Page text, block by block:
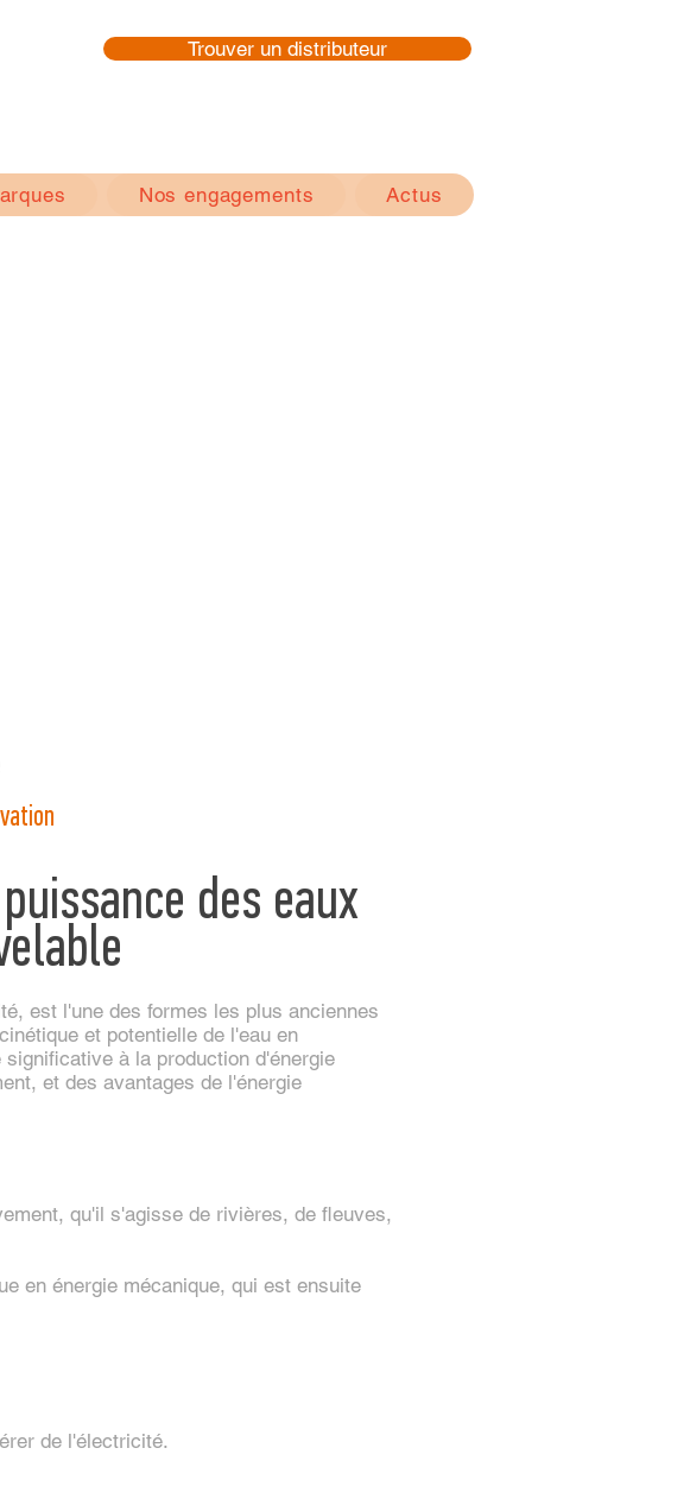
Trouver un distributeur
Nos engagements Actus
des eaux
est l'une des formes les plus anciennes
et potentielle de l'eau en
à la production d'énergie
et des avantages de l'énergie
qu'il s'agisse de rivières, de fleuves,
en énergie mécanique, qui est ensuite
de l'électricité.